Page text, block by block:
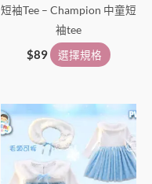
短袖Tee – Champion 中童短
袖tee
$89 選擇規格
產
品
有